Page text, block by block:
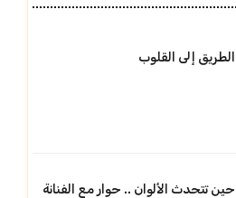
الطريق إلى القلوب
حين تتحدث الألوان .. حوار مع الفنانة